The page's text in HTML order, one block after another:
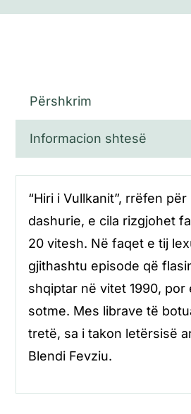
Përshkrim
Informacion shtesë
“Hiri i Vullkanit”, rrëfen
dashurie, e cila rizgjohet
20 vitesh. Në faqet e tij
gjithashtu episode që
shqiptar në vitet 1990, por
sotme. Mes librave të
tretë, sa i takon letërsisë
Blendi Fevziu.